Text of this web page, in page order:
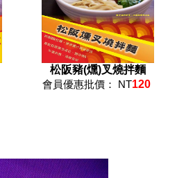
松阪豬(燻)叉燒拌麵
會員優惠批價： NT120